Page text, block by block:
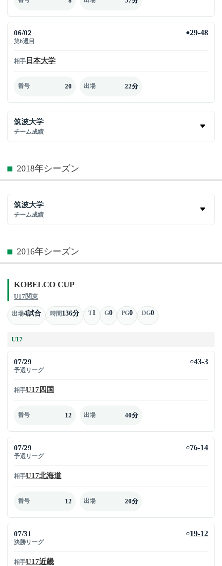
06/02
第6週目
●29-48
相手 日本大学
番号 20 出場 22分
筑波大学
チーム成績
2018年シーズン
筑波大学
チーム成績
2016年シーズン
KOBELCO CUP
U17関東
出場4試合 時間136分 T1 G0 PG0 DG0
U17
07/29
予選リーグ
○43-3
相手U17四国
番号 12 出場 40分
07/29
予選リーグ
○76-14
相手U17北海道
番号 12 出場 20分
07/31
決勝リーグ
○19-12
相手U17近畿